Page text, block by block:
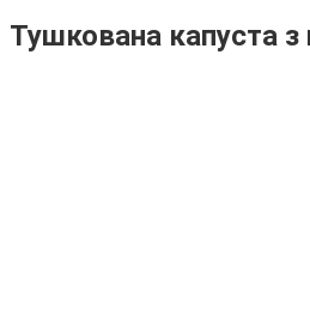
Тушкована капуста